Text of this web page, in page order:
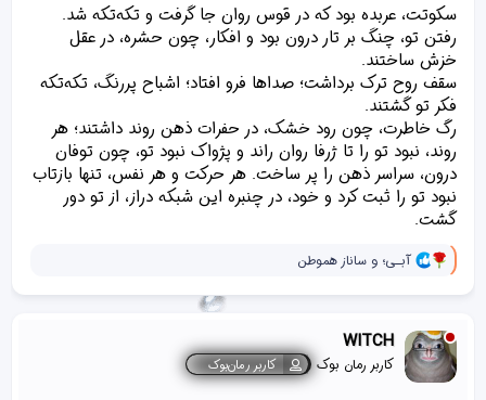
و
ع
سکوتت، عربده بود که در قوس روان جا گرفت و تکه‌تکه شد.
رفتن تو، چنگ بر تار درون بود و افکار، چون حشره، در عقل
خزش ساختند.
سقف روح ترک برداشت؛ صداها فرو افتاد؛ اشباح پررنگ، تکه‌تکه
فکر تو گشتند.
رگ خاطرت، چون رود خشک، در حفرات ذهن روند داشتند؛ هر
روند، نبود تو را تا ژرفا روان راند و پژواک نبود تو، چون توفان
درون، سراسر ذهن را پر ساخت. هر حرکت و هر نفس، تنها بازتاب
نبود تو را ثبت کرد و خود، در چنبره این شبکه دراز، از تو دور
گشت.
و
ک
ه
ا
[
آبـی؛ و ساناز هموطن
WITCH
کاربر رمان بوک کاربر رمان‌بوک